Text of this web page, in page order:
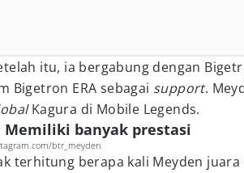
itu, ia bergabung dengan
Bigetron ERA sebagai support.
Kagura di Mobile Legends.
Memiliki banyak prestasi
btr_meyden
terhitung berapa kali Meyden